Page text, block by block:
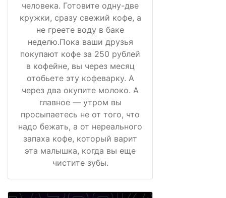
человека. Готовите одну-две
кружки, сразу свежий кофе, а
не греете воду в баке
неделю.Пока ваши друзья
покупают кофе за 250 рублей
в кофейне, вы через месяц
отобьете эту кофеварку. А
через два окупите молоко. А
главное — утром вы
просыпаетесь не от того, что
надо бежать, а от нереального
запаха кофе, который варит
эта малышка, когда вы еще
чистите зубы.